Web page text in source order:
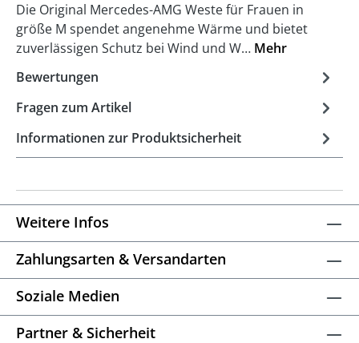
Die Original Mercedes-AMG Weste für Frauen in
größe M spendet angenehme Wärme und bietet
zuverlässigen Schutz bei Wind und W… Mehr
Bewertungen
Fragen zum Artikel
Informationen zur Produktsicherheit
Weitere Infos
Zahlungsarten & Versandarten
Soziale Medien
Partner & Sicherheit